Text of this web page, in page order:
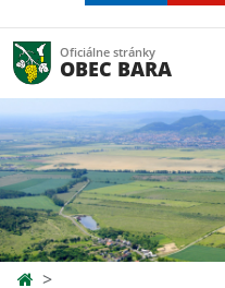
Oficiálne stránky
OBEC BARA